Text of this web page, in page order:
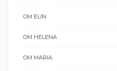
OM ELIN
OM HELENA
OM MARIA